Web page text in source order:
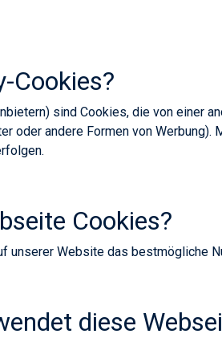
Cookies?
sind Cookies, die von einer
oder andere Formen von
Cookies?
unserer Website das bestmögliche
diese